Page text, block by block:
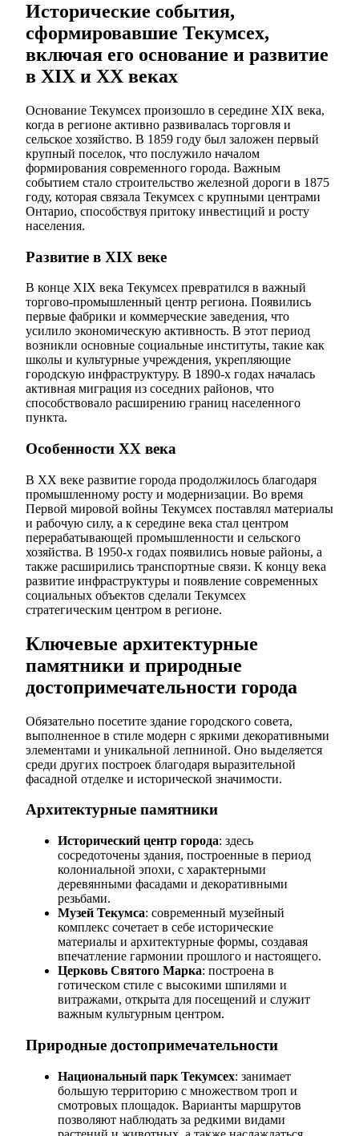
Исторические события,
сформировавшие Текумсех,
включая его основание и развитие
в XIX и XX веках
Основание Текумсех произошло в середине XIX века,
когда в регионе активно развивалась торговля и
сельское хозяйство. В 1859 году был заложен первый
крупный поселок, что послужило началом
формирования современного города. Важным
событием стало строительство железной дороги в 1875
году, которая связала Текумсех с крупными центрами
Онтарио, способствуя притоку инвестиций и росту
населения.
Развитие в XIX веке
В конце XIX века Текумсех превратился в важный
торгово-промышленный центр региона. Появились
первые фабрики и коммерческие заведения, что
усилило экономическую активность. В этот период
возникли основные социальные институты, такие как
школы и культурные учреждения, укрепляющие
городскую инфраструктуру. В 1890-х годах началась
активная миграция из соседних районов, что
способствовало расширению границ населенного
пункта.
Особенности XX века
В XX веке развитие города продолжилось благодаря
промышленному росту и модернизации. Во время
Первой мировой войны Текумсех поставлял материалы
и рабочую силу, а к середине века стал центром
перерабатывающей промышленности и сельского
хозяйства. В 1950-х годах появились новые районы, а
также расширились транспортные связи. К концу века
развитие инфраструктуры и появление современных
социальных объектов сделали Текумсех
стратегическим центром в регионе.
Ключевые архитектурные
памятники и природные
достопримечательности города
Обязательно посетите здание городского совета,
выполненное в стиле модерн с яркими декоративными
элементами и уникальной лепниной. Оно выделяется
среди других построек благодаря выразительной
фасадной отделке и исторической значимости.
Архитектурные памятники
Исторический центр города: здесь
сосредоточены здания, построенные в период
колониальной эпохи, с характерными
деревянными фасадами и декоративными
резьбами.
Музей Текумса: современный музейный
комплекс сочетает в себе исторические
материалы и архитектурные формы, создавая
впечатление гармонии прошлого и настоящего.
Церковь Святого Марка: построена в
готическом стиле с высокими шпилями и
витражами, открыта для посещений и служит
важным культурным центром.
Природные достопримечательности
Национальный парк Текумсех: занимает
большую территорию с множеством троп и
смотровых площадок. Варианты маршрутов
позволяют наблюдать за редкими видами